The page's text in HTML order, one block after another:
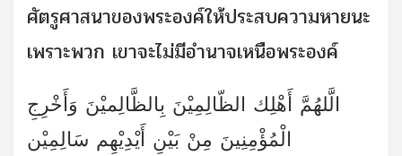
ศัตรูศาสนาของพระองค์ให้ประสบความหายนะ
เพราะพวก เขาจะไม่มีอำนาจเหนือพระองค์
الَّلهُمَّ أَهْلِك الظّالِمِيْنَ بِالظَّالِميْنَ وَأَخْرِجِ
الْمُؤْمِنِينَ مِنْ بَيْنِ أَيْدِيْهِم سَالِمِيْن